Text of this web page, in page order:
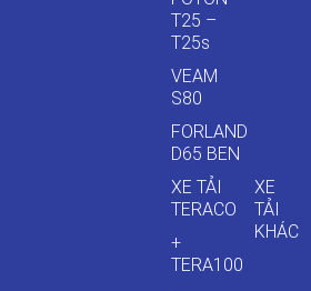
T25 –
T25s
VEAM
S80
FORLAND
D65 BEN
XE TẢI
TERACO
+
TERA100
XE
TẢI
KHÁC